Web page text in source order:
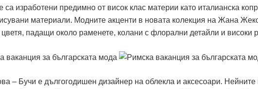
са изработени предимно от висок клас материи като италианска
материали. Модните акценти в новата колекция на Жана
падащи около раменете, колани с флорални детайли и високи
– Бучи е дългогодишен дизайнер на облекла и аксесоари. Нейните